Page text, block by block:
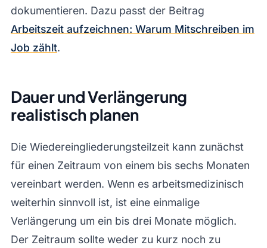
dokumentieren. Dazu passt der Beitrag
Arbeitszeit aufzeichnen: Warum Mitschreiben im
Job zählt.
Dauer und Verlängerung
realistisch planen
Die Wiedereingliederungsteilzeit kann zunächst
für einen Zeitraum von einem bis sechs Monaten
vereinbart werden. Wenn es arbeitsmedizinisch
weiterhin sinnvoll ist, ist eine einmalige
Verlängerung um ein bis drei Monate möglich.
Der Zeitraum sollte weder zu kurz noch zu